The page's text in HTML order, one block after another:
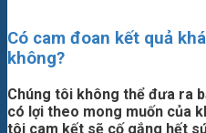
Có cam đoan kết quả
không?
Chúng tôi không thể đưa ra
có lợi theo mong muốn của
tôi cam kết sẽ cố gắng hết